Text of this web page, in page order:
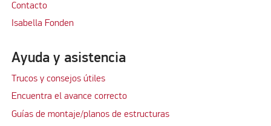
Contacto
Isabella Fonden
Ayuda y asistencia
Trucos y consejos útiles
Encuentra el avance correcto
Guías de montaje/planos de estructuras